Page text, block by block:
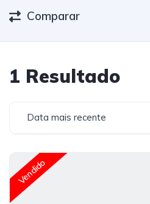
Comparar
1 Resultado
Data mais recente
Vendido